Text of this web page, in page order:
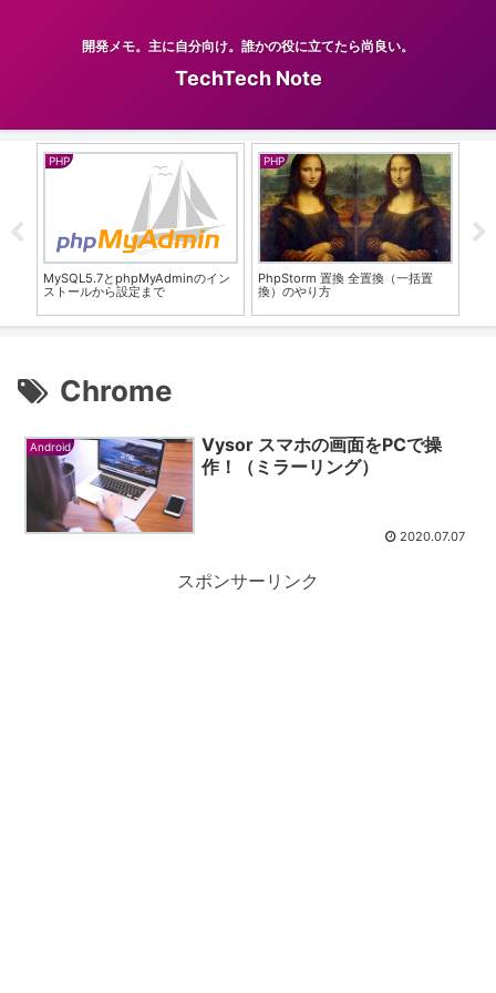
開発メモ。主に自分向け。誰かの役に立てたら尚良い。
TechTech Note
PHP
MySQL5.7とphpMyAdminのイン
ストールから設定まで
PHP
PhpStorm 置換 全置換（一括置
換）のやり方
Chrome
Android
Vysor スマホの画面をPCで操
作！（ミラーリング）
2020.07.07
スポンサーリンク